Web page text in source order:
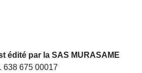
édité par la SAS MURASAME
638 675 00017